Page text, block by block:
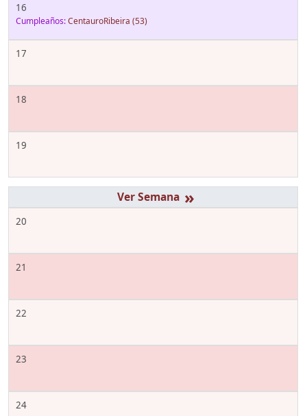
16
Cumpleaños:CentauroRibeira (53)
17
18
19
»
20
21
22
23
24